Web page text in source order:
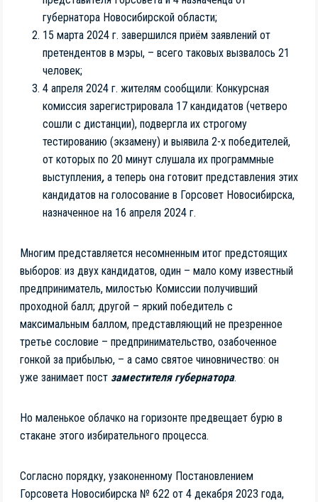
губернатора Новосибирской области;
15 марта 2024 г. завершился приём заявлений от
претендентов в мэры, – всего таковых вызвалось 21
человек;
4 апреля 2024 г. жителям сообщили: Конкурсная
комиссия зарегистрировала 17 кандидатов (четверо
сошли с дистанции), подвергла их строгому
тестированию (экзамену) и выявила 2-х победителей,
от которых по 20 минут слушала их программные
выступления, а теперь она готовит представления этих
кандидатов на голосование в Горсовет Новосибирска,
назначенное на 16 апреля 2024 г.
Многим представляется несомненным итог предстоящих
выборов: из двух кандидатов, один – мало кому известный
предприниматель, милостью Комиссии получивший
проходной балл; другой – яркий победитель с
максимальным баллом, представляющий не презренное
третье сословие – предпринимательство, озабоченное
гонкой за прибылью, – а само святое чиновничество: он
уже занимает пост заместителя губернатора.
Но маленькое облачко на горизонте предвещает бурю в
стакане этого избирательного процесса.
Согласно порядку, узаконенному Постановлением
Горсовета Новосибирска № 622 от 4 декабря 2023 года,